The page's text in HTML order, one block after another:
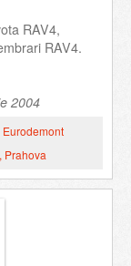
RAV4,
RAV4.
2004
Prahova